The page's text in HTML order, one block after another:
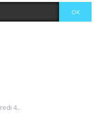
4...